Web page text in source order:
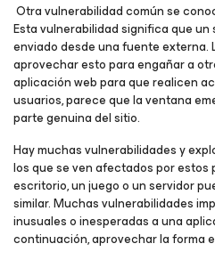
Otra vulnerabilidad común se
Esta vulnerabilidad significa que
enviado desde una fuente externa.
aprovechar esto para engañar a
aplicación web para que realicen
usuarios, parece que la ventana
parte genuina del sitio.
Hay muchas vulnerabilidades y
los que se ven afectados por estos
escritorio, un juego o un servidor
similar. Muchas vulnerabilidades
inusuales o inesperadas a una
continuación, aprovechar la forma